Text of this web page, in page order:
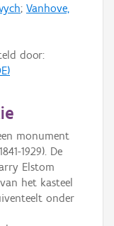
; Vanhove,
door:
monument
1929). De
Elstom
het kasteel
onder